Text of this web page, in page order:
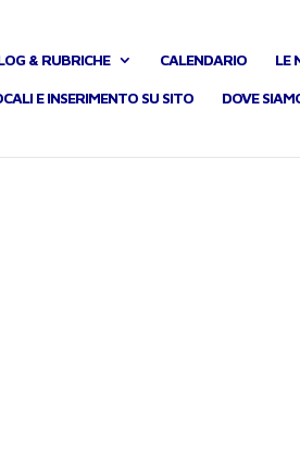
& RUBRICHE CALENDARIO LE
E INSERIMENTO SU SITO DOVE